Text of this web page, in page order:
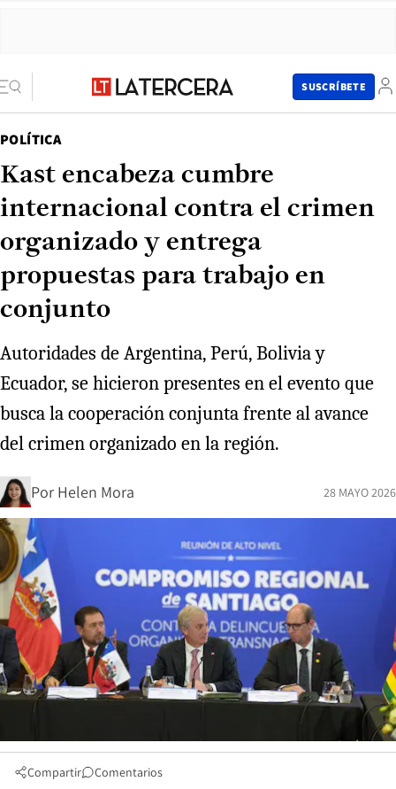
SUSCRÍBETE
POLÍTICA
Kast encabeza cumbre
internacional contra el crimen
organizado y entrega
propuestas para trabajo en
conjunto
Autoridades de Argentina, Perú, Bolivia y
Ecuador, se hicieron presentes en el evento que
busca la cooperación conjunta frente al avance
del crimen organizado en la región.
Por Helen Mora 28 MAYO 2026
Compartir Comentarios